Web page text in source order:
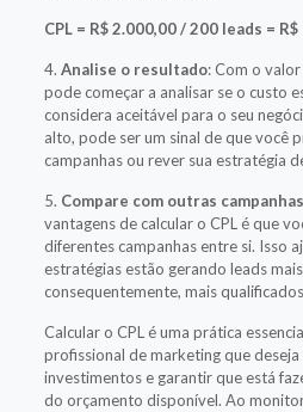
CPL = R$ 2.000,00 / 200 leads =
4. Analise o resultado: Com o
pode começar a analisar se o custo
considera aceitável para o seu
alto, pode ser um sinal de que você
campanhas ou rever sua estratégia
5. Compare com outras campanhas
vantagens de calcular o CPL é que
diferentes campanhas entre si. Isso
estratégias estão gerando leads
consequentemente, mais
Calcular o CPL é uma prática
profissional de marketing que
investimentos e garantir que está
do orçamento disponível. Ao